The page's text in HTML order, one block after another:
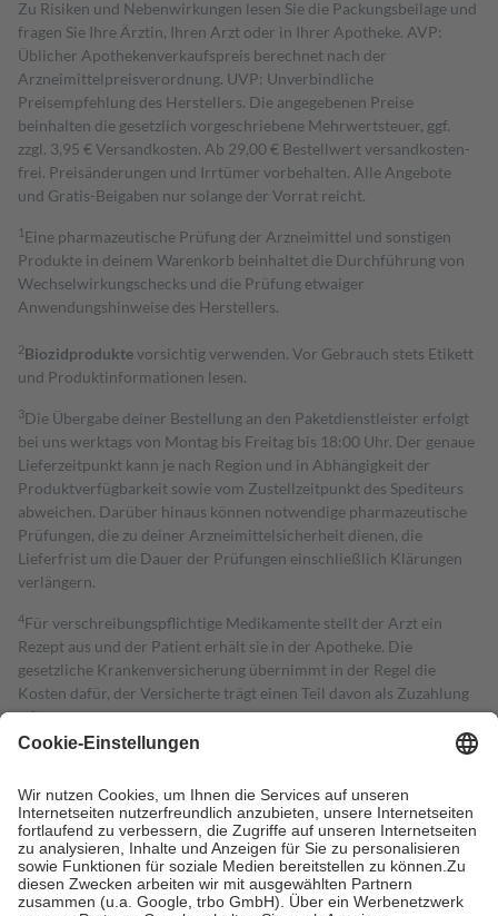
Zu Risiken und Nebenwirkungen lesen Sie die Packungsbeilage und
fragen Sie Ihre Ärztin, Ihren Arzt oder in Ihrer Apotheke. AVP:
Üblicher Apothekenverkaufspreis berechnet nach der
Arzneimittelpreisverordnung. UVP: Unverbindliche
Preisempfehlung des Herstellers. Die angegebenen Preise
beinhalten die gesetzlich vorgeschriebene Mehrwertsteuer, ggf.
zzgl. 3,95 € Versandkosten. Ab 29,00 € Bestell­wert versand­kosten­
frei. Preisänderungen und Irrtümer vorbehalten. Alle Angebote
und Gratis-Beigaben nur solange der Vorrat reicht.
1 Eine pharmazeutische Prüfung der Arzneimittel und sonstigen
Produkte in deinem Warenkorb beinhaltet die Durchführung von
Wechselwirkungschecks und die Prüfung etwaiger
Anwendungshinweise des Herstellers.
2Biozidproduktevorsichtig verwenden. Vor Gebrauch stets Etikett
und Produktinformationen lesen.
3Die Übergabe deiner Bestellung an den Paketdienstleister erfolgt
bei uns werktags von Montag bis Freitag bis 18:00 Uhr. Der genaue
Lieferzeitpunkt kann je nach Region und in Abhängigkeit der
Produktverfügbarkeit sowie vom Zustellzeitpunkt des Spediteurs
abweichen. Darüber hinaus können notwendige pharmazeutische
Prüfungen, die zu deiner Arzneimittelsicherheit dienen, die
Lieferfrist um die Dauer der Prüfungen einschließlich Klärungen
verlängern.
4Für verschreibungspflichtige Medikamente stellt der Arzt ein
Rezept aus und der Patient erhält sie in der Apotheke. Die
gesetzliche Krankenversicherung übernimmt in der Regel die
Kosten dafür, der Versicherte trägt einen Teil davon als Zuzahlung
mit.
Grundsätzlich leisten Mitglieder Zuzahlungen in Höhe von zehn
höchstens zehn Euro.
Es sind jedoch nie mehr als die tatsächlichen
Kosten der Leistung zu entrichten.
Diese Regeln gelten grundsätzlich auch für Online-Apotheken.
Bei Heilmitteln und häuslicher Krankenpflege beträgt die
Zuzahlung zehn Prozent der Kosten sowie zehn Euro je
Verordnung.